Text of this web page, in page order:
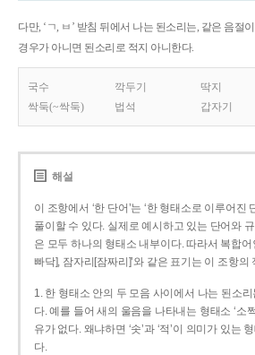
다만, ‘ㄱ, ㅂ’ 받침 뒤에서 나는 된소리는, 같은 음절
경우가 아니면 된소리로 적지 아니한다.
국수 깍두기 딱지
싹둑(~싹둑)
법석 갑자기
해설
이 조항에서 ‘한 단어’는 ‘한 형태소로 이루어진
풀이할 수 있다. 실제로 예시하고 있는 단어와
은 모두 하나의 형태소 내부이다. 따라서 복합어
빠닥], 잠자리[잠짜리]’와 같은 표기는 이 조항의
1. 한 형태소 안의 두 모음 사이에서 나는 된소
다. 예를 들어 새의 울음을 나타내는 형태소 ‘소쩍
유가 없다. 왜냐하면 ‘솟’과 ‘적’이 의미가 있는
다.